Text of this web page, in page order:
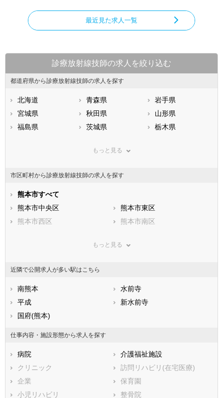
最近見た求人一覧
診療放射線技師の求人を絞り込む
都道府県から診療放射線技師の求人を探す
北海道 青森県
岩手県
宮城県
秋田県
山形県
福島県
茨城県
栃木県
神奈川県
石川県
福井県
静岡県
滋賀県
大阪府
兵庫県
山口県
福岡県
佐賀県
熊本県
鹿児島県
もっと見る
市区町村から診療放射線技師の求人を探す
熊本市すべて
熊本市中央区
熊本市東区
熊本市西区
熊本市南区
荒尾市
玉名市
山鹿市
菊池市
宇土市
上天草市
玉名郡玉東町
玉名郡南関町
玉名郡長洲町
玉名郡和水町
菊池郡大津町
菊池郡菊陽町
阿蘇郡南小国町
阿蘇郡小国町
もっと見る
近隣で公開求人が多い駅はこちら
南熊本
水前寺
平成
新水前寺
国府(熊本)
仕事内容・施設形態から求人を探す
病院
介護福祉施設
クリニック
訪問リハビリ(在宅医療)
企業
保育園
小児リハビリ
整骨院